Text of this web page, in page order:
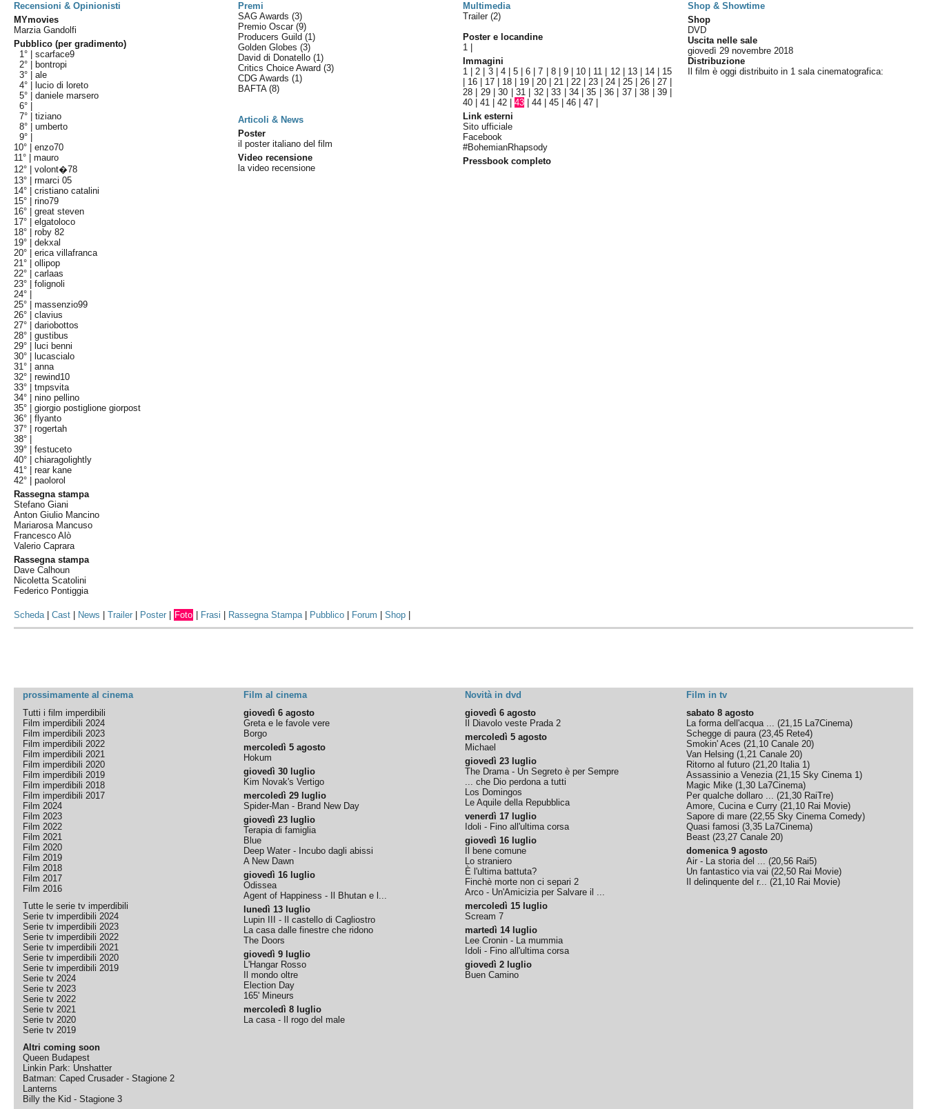
Recensioni & Opinionisti
Premi Multimedia
Shop & Showtime
MYmovies
Marzia Gandolfi
Pubblico (per gradimento)
1° |scarface9
2° |
bontropi
3° |ale
4° |
lucio di loreto
5° |daniele marsero
6° |
7° |tiziano
8° |umberto
9° |
10° |enzo70
11° |mauro
12° |volont�78
13° |rmarci 05
14° |cristiano catalini
15° |rino79
16° |great steven
17° |elgatoloco
18° |roby 82
19° |dekxal
20° |erica villafranca
21° |ollipop
22° |carlaas
23° |folignoli
24° |
25° |massenzio99
26° |clavius
27° |dariobottos
28° |gustibus
29° |
luci benni
30° |
lucascialo
31° |anna
32° |rewind10
33° |tmpsvita
34° |nino pellino
35° |giorgio postiglione giorpost
36° |flyanto
37° |rogertah
38° |
39° |festuceto
40° |chiaragolightly
41° |rear kane
42° |paolorol
Rassegna stampa
Stefano Giani
Anton Giulio Mancino
Mariarosa Mancuso
Francesco Alò
Valerio Caprara
Rassegna stampa
Dave Calhoun
Nicoletta Scatolini
Federico Pontiggia
SAG Awards(3)
Premio Oscar(9)
Producers Guild(1)
Golden Globes(3)
David di Donatello(1)
Critics Choice Award(3)
CDG Awards(1)
BAFTA(8)
Articoli & News
Poster
il poster italiano del film
Video recensione
la video recensione
Trailer (2)
Poster e locandine
1
Immagini
1 |2 3| 4|5 |6 |7 8| 9| 10 11 12| 13| 14
15
16 17 18 19 |20 |21 |22 |23 |24 |25 |26 |27
28
29|30 31| 32|33 34|35 |36 37|38 39|
40 |41 |42 |43 |44 |45 |46 |47
Link esterni
Sito ufficiale
Facebook
#BohemianRhapsody
Pressbook completo
Shop
DVD
Uscita nelle sale
giovedì 29 novembre 2018
Distribuzione
Il film è oggi distribuito in 1 sala cinematografica:
Scheda|Cast News |Trailer Poster Foto Frasi Rassegna Stampa| Pubblico Forum |Shop
prossimamente al cinema Film al cinema Novità in dvd
Film in tv
Tutti i film imperdibili
Film imperdibili 2024
Film imperdibili 2023
Film imperdibili 2022
Film imperdibili 2021
Film imperdibili 2020
Film imperdibili 2019
Film imperdibili 2018
Film imperdibili 2017
Film 2024
Film 2023
Film 2022
Film 2021
Film 2020
Film 2019
Film 2018
Film 2017
Film 2016
Tutte le serie tv imperdibili
Serie tv imperdibili 2024
Serie tv imperdibili 2023
Serie tv imperdibili 2022
Serie tv imperdibili 2021
Serie tv imperdibili 2020
Serie tv imperdibili 2019
Serie tv 2024
Serie tv 2023
Serie tv 2022
Serie tv 2021
Serie tv 2020
Serie tv 2019
Altri coming soon
Queen Budapest
Linkin Park: Unshatter
Batman: Caped Crusader - Stagione 2
Lanterns
Billy the Kid - Stagione 3
giovedì 6 agosto
Greta e le favole vere
Borgo
mercoledì 5 agosto
Hokum
giovedì 30 luglio
Kim Novak's Vertigo
mercoledì 29 luglio
Spider-Man - Brand New Day
giovedì 23 luglio
Terapia di famiglia
Blue
Deep Water - Incubo dagli abissi
A New Dawn
giovedì 16 luglio
Odissea
Agent of Happiness - Il Bhutan e l...
lunedì 13 luglio
Lupin III - Il castello di Cagliostro
La casa dalle finestre che ridono
The Doors
giovedì 9 luglio
L'Hangar Rosso
Il mondo oltre
Election Day
165' Mineurs
mercoledì 8 luglio
La casa - Il rogo del male
giovedì 6 agosto
Il Diavolo veste Prada 2
mercoledì 5 agosto
Michael
giovedì 23 luglio
The Drama - Un Segreto è per Sempre
... che Dio perdona a tutti
Los Domingos
Le Aquile della Repubblica
venerdì 17 luglio
Idoli - Fino all'ultima corsa
giovedì 16 luglio
Il bene comune
Lo straniero
È l'ultima battuta?
Finchè morte non ci separi 2
Arco - Un'Amicizia per Salvare il ...
mercoledì 15 luglio
Scream 7
martedì 14 luglio
Lee Cronin - La mummia
Idoli - Fino all'ultima corsa
giovedì 2 luglio
Buen Camino
sabato 8 agosto
La forma dell'acqua ... (21,15 La7Cinema)
Schegge di paura(23,45 Rete4)
Smokin' Aces (21,10 Canale 20)
Van Helsing (1,21 Canale 20)
Ritorno al futuro (21,20 Italia 1)
Assassinio a Venezia(21,15 Sky Cinema 1)
Magic Mike (1,30 La7Cinema)
Per qualche dollaro ... (21,30 RaiTre)
Amore, Cucina e Curry (21,10 Rai Movie)
Sapore di mare (22,55 Sky Cinema Comedy)
Quasi famosi (3,35 La7Cinema)
Beast (23,27 Canale 20)
domenica 9 agosto
Air - La storia del ... (20,56 Rai5)
Un fantastico via vai (22,50 Rai Movie)
Il delinquente del r... (21,10 Rai Movie)